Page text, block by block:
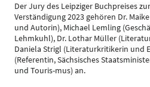
Der Jury des Leipziger Buchpreises
Verständigung 2023 gehören Dr.
und Autorin), Michael Lemling
Lehmkuhl), Dr. Lothar Müller
Daniela Strigl (Literaturkritikerin und
(Referentin, Sächsisches
und Touris-mus) an.